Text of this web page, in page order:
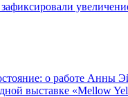
о работе Анны
выставке «Mellow